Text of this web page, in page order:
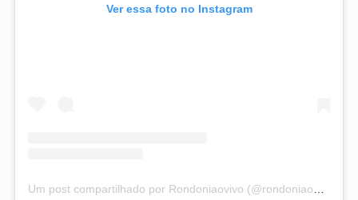
Ver essa foto no Instagram